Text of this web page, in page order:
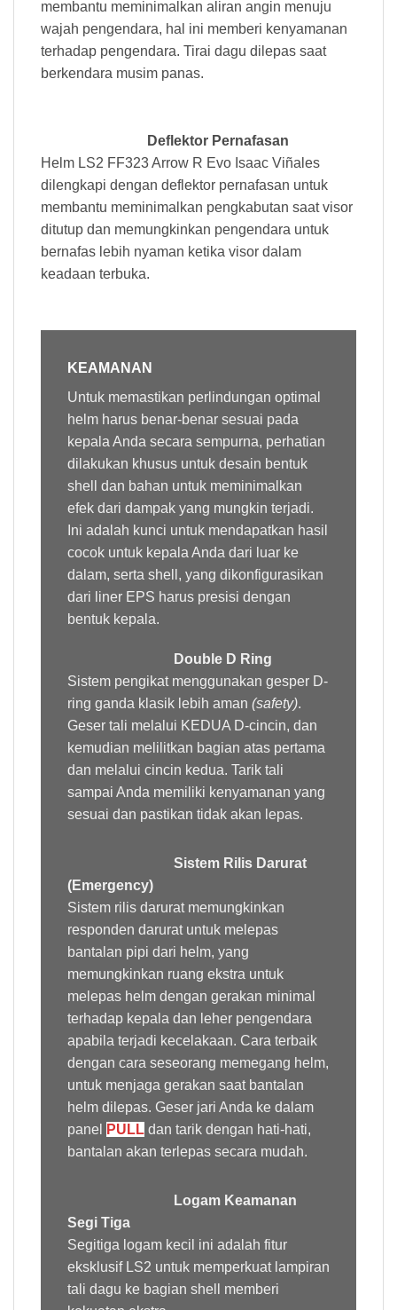
membantu meminimalkan aliran angin menuju
wajah pengendara, hal ini memberi kenyamanan
terhadap pengendara. Tirai dagu dilepas saat
berkendara musim panas.
Deflektor Pernafasan
Helm LS2 FF323 Arrow R Evo Isaac Viñales
dilengkapi dengan deflektor pernafasan untuk
membantu meminimalkan pengkabutan saat visor
ditutup dan memungkinkan pengendara untuk
bernafas lebih nyaman ketika visor dalam
keadaan terbuka.
KEAMANAN
Untuk memastikan perlindungan optimal
helm harus benar-benar sesuai pada
kepala Anda secara sempurna, perhatian
dilakukan khusus untuk desain bentuk
shell dan bahan untuk meminimalkan
efek dari dampak yang mungkin terjadi.
Ini adalah kunci untuk mendapatkan hasil
cocok untuk kepala Anda dari luar ke
dalam, serta shell, yang dikonfigurasikan
dari liner EPS harus presisi dengan
bentuk kepala.
Double D Ring
Sistem pengikat menggunakan gesper D-
ring ganda klasik lebih aman (safety).
Geser tali melalui KEDUA D-cincin, dan
kemudian melilitkan bagian atas pertama
dan melalui cincin kedua. Tarik tali
sampai Anda memiliki kenyamanan yang
sesuai dan pastikan tidak akan lepas.
Sistem Rilis Darurat
(Emergency)
Sistem rilis darurat memungkinkan
responden darurat untuk melepas
bantalan pipi dari helm, yang
memungkinkan ruang ekstra untuk
melepas helm dengan gerakan minimal
terhadap kepala dan leher pengendara
apabila terjadi kecelakaan. Cara terbaik
dengan cara seseorang memegang helm,
untuk menjaga gerakan saat bantalan
helm dilepas. Geser jari Anda ke dalam
panel
PULL dan tarik dengan hati-hati,
bantalan akan terlepas secara mudah.
Logam Keamanan
Segi Tiga
Segitiga logam kecil ini adalah fitur
eksklusif LS2 untuk memperkuat lampiran
tali dagu ke bagian shell memberi